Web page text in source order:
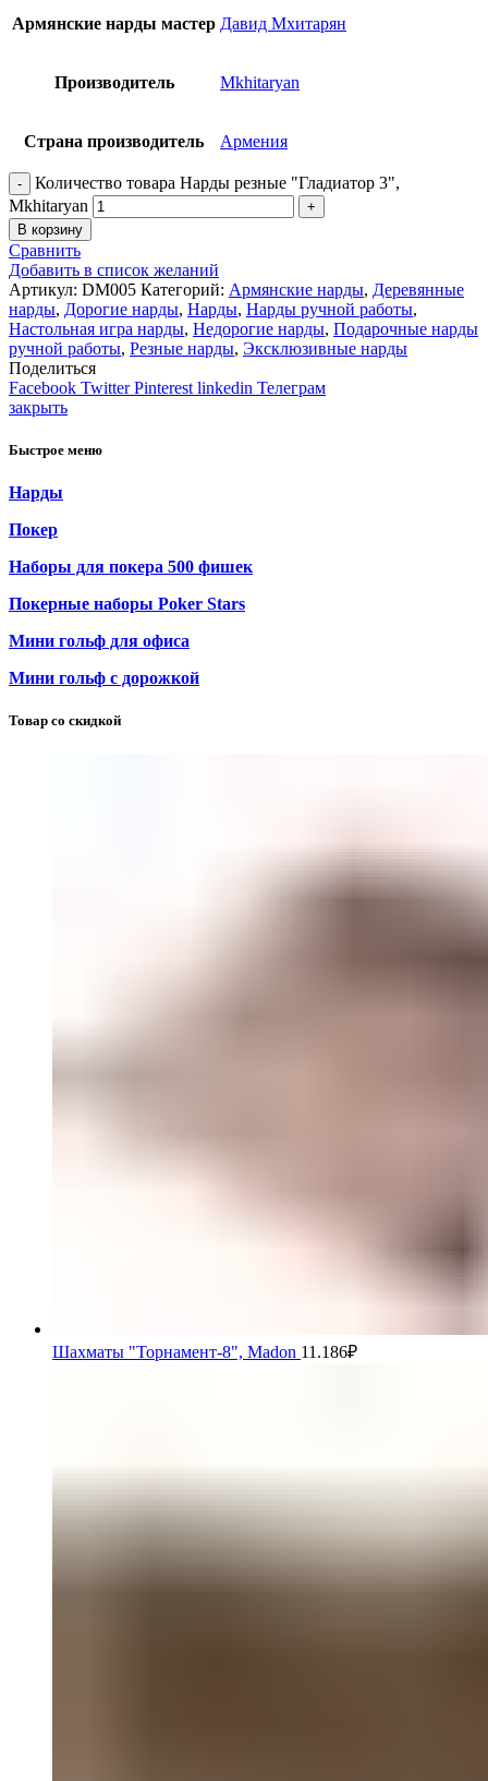
Армянские нарды мастер Давид Мхитарян
Производитель Mkhitaryan
Страна производитель Армения
Количество товара Нарды резные "Гладиатор 3",
Mkhitaryan
В корзину
Сравнить
Добавить в список желаний
Артикул: DM005 Категорий: Армянские нарды, Деревянные
нарды, Дорогие нарды, Нарды, Нарды ручной работы,
Настольная игра нарды, Недорогие нарды, Подарочные нарды
ручной работы, Резные нарды, Эксклюзивные нарды
Поделиться
Facebook Twitter Pinterest linkedin Телеграм
закрыть
Быстрое меню
Нарды
Покер
Наборы для покера 500 фишек
Покерные наборы Poker Stars
Мини гольф для офиса
Мини гольф с дорожкой
Товар со скидкой
Шахматы "Торнамент-8", Madon 11.186₽